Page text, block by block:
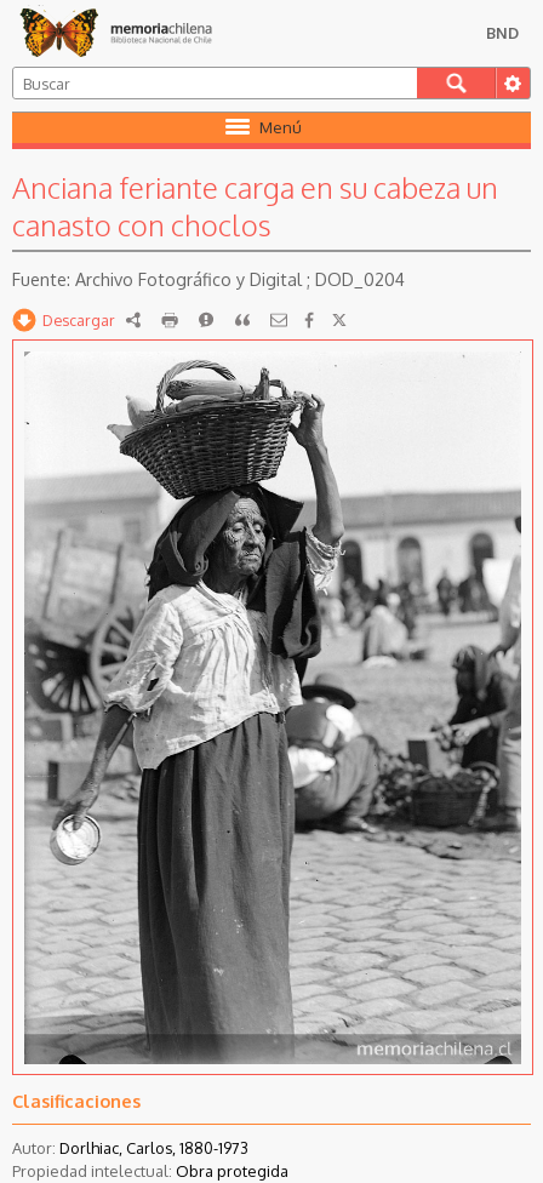
BND
Menú
Anciana feriante carga en su cabeza un
canasto con choclos
Archivo Fotográfico y Digital ; DOD_0204
Descargar RDF imprimirReportarCitar
Clasificaciones
Autor: Dorlhiac, Carlos, 1880-1973
Propiedad intelectual: Obra protegida